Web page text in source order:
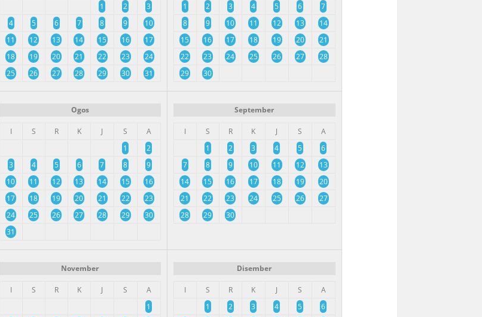
1
2
3
4
5 6 7 8 9
10
11
12 13 14 15 16
17
18
19 20 21 22 23
24
25
26 27 28 29 30 31
1
2 3 4 5 6
7
8
9 10 11 12 13
14
15
16 17 18 19 20
21
22
23 24 25 26 27
28
29
30
Ogos
I S R K J S
A
1
2
3
4 5 6 7 8
9
10
11 12 13 14 15
16
17
18 19 20 21 22
23
24
25 26 27 28 29
30
31
September
I S R K J S
A
1
2 3 4 5
6
7
8 9 10 11 12
13
14
15 16 17 18 19
20
21
22 23 24 25 26
27
28
29 30
November
I S R K J S
A
1
Disember
I S R K J S
A
1
2 3 4 5
6